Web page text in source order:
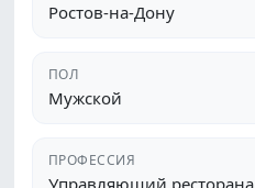
Ростов-на-Дону
ПОЛ
Мужской
ПРОФЕССИЯ